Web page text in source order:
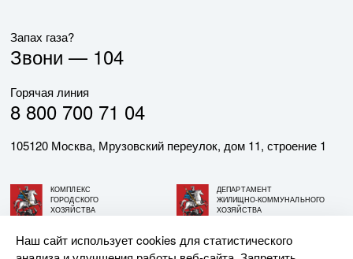
Запах газа?
Звони — 104
Горячая линия
8 800 700 71 04
105120 Москва, Мрузовский переулок, дом 11, строение 1
КОМПЛЕКС
ГОРОДСКОГО
ХОЗЯЙСТВА
ДЕПАРТАМЕНТ
ЖИЛИЩНО-КОММУНАЛЬНОГО
ХОЗЯЙСТВА
Наш сайт использует cookies для статистического